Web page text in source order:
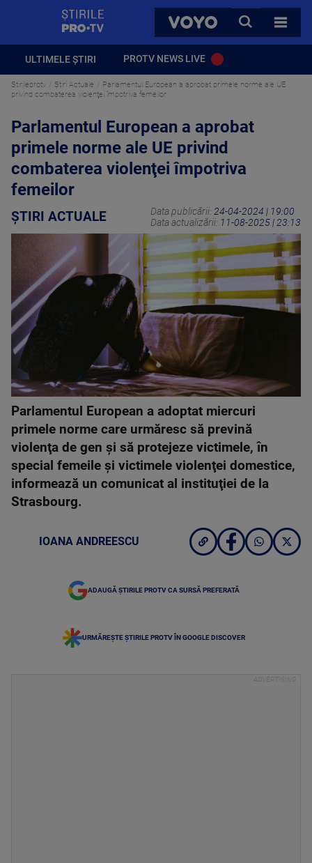
VOYO
CAUTA
TOATE
ULTIMELE ȘTIRI PROTV NEWS LIVE
Stirileprotv Știri Actuale
Parlamentul European a aprobat primele norme ale UE
privind combaterea violenţei împotriva femeilor
Parlamentul European a aprobat
primele norme ale UE privind
combaterea violenţei împotriva
femeilor
ȘTIRI ACTUALE Data publicării: 24-04-2024 | 19:00
Data actualizării: 11-08-2025 | 23:13
Parlamentul European a adoptat miercuri
primele norme care urmăresc să prevină
violenţa de gen şi să protejeze victimele, în
special femeile şi victimele violenţei domestice,
informează un comunicat al instituţiei de la
Strasbourg.
IOANA ANDREESCU
ADAUGĂ ȘTIRILE PROTV CA SURSĂ PREFERATĂ
URMĂREȘTE ȘTIRILE PROTV ÎN GOOGLE DISCOVER